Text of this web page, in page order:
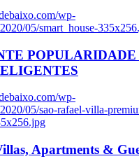
wp-
05/smart_house-
POPULARIDADE
wp-
05/sao-rafael-villa-
Apartments &